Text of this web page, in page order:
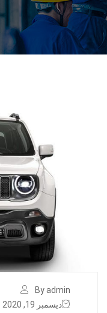
By admin
ديسمبر 19, 2020